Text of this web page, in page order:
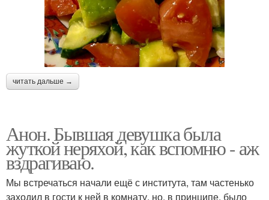
читать дальше →
Анон. Бывшая девушка была
жуткой неряхой, как вспомню - аж
вздрагиваю.
Мы встречаться начали ещё с института, там частенько
заходил в гости к ней в комнату, но, в принципе, было